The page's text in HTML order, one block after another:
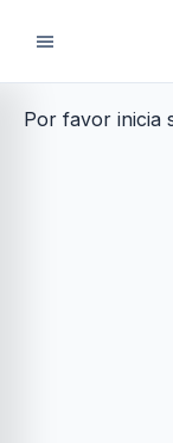
Por favor inicia